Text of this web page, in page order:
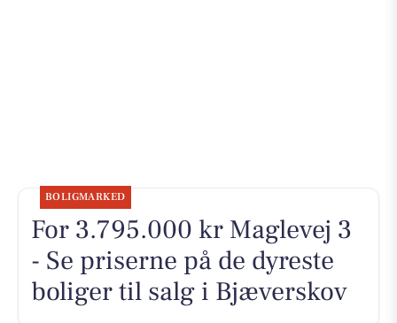
BOLIGMARKED
For 3.795.000 kr Maglevej 3
- Se priserne på de dyreste
boliger til salg i Bjæverskov